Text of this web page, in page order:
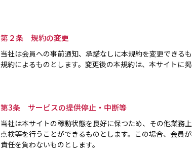
第２条 規約の変更
当社は会員への事前通知、承諾なしに本規約を変更できる
規約によるものとします。変更後の本規約は、本サイトに
第3条 サービスの提供停止・中断等
当社は本サイトの稼動状態を良好に保つため、その他業務
点検等を行うことができるものとします。この場合、会員
責任を負わないものとします。